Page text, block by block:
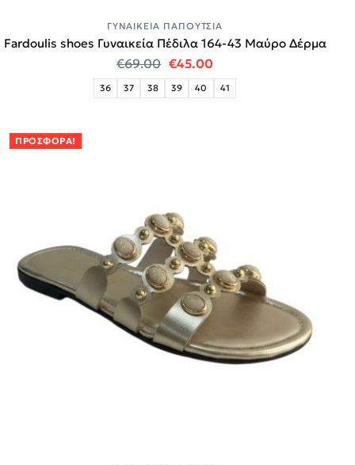
ΓΥΝΑΙΚΕΊΑ ΠΑΠΟΎΤΣΙΑ
Fardoulis shoes Γυναικεία Πέδιλα 164-43 Μαύρο Δέρμα
€69.00 Original price was: €69.00.
€45.00Η τρέχουσα τιμή
36 37 38 39 40 41
ΠΡΟΣΦΟΡΆ!